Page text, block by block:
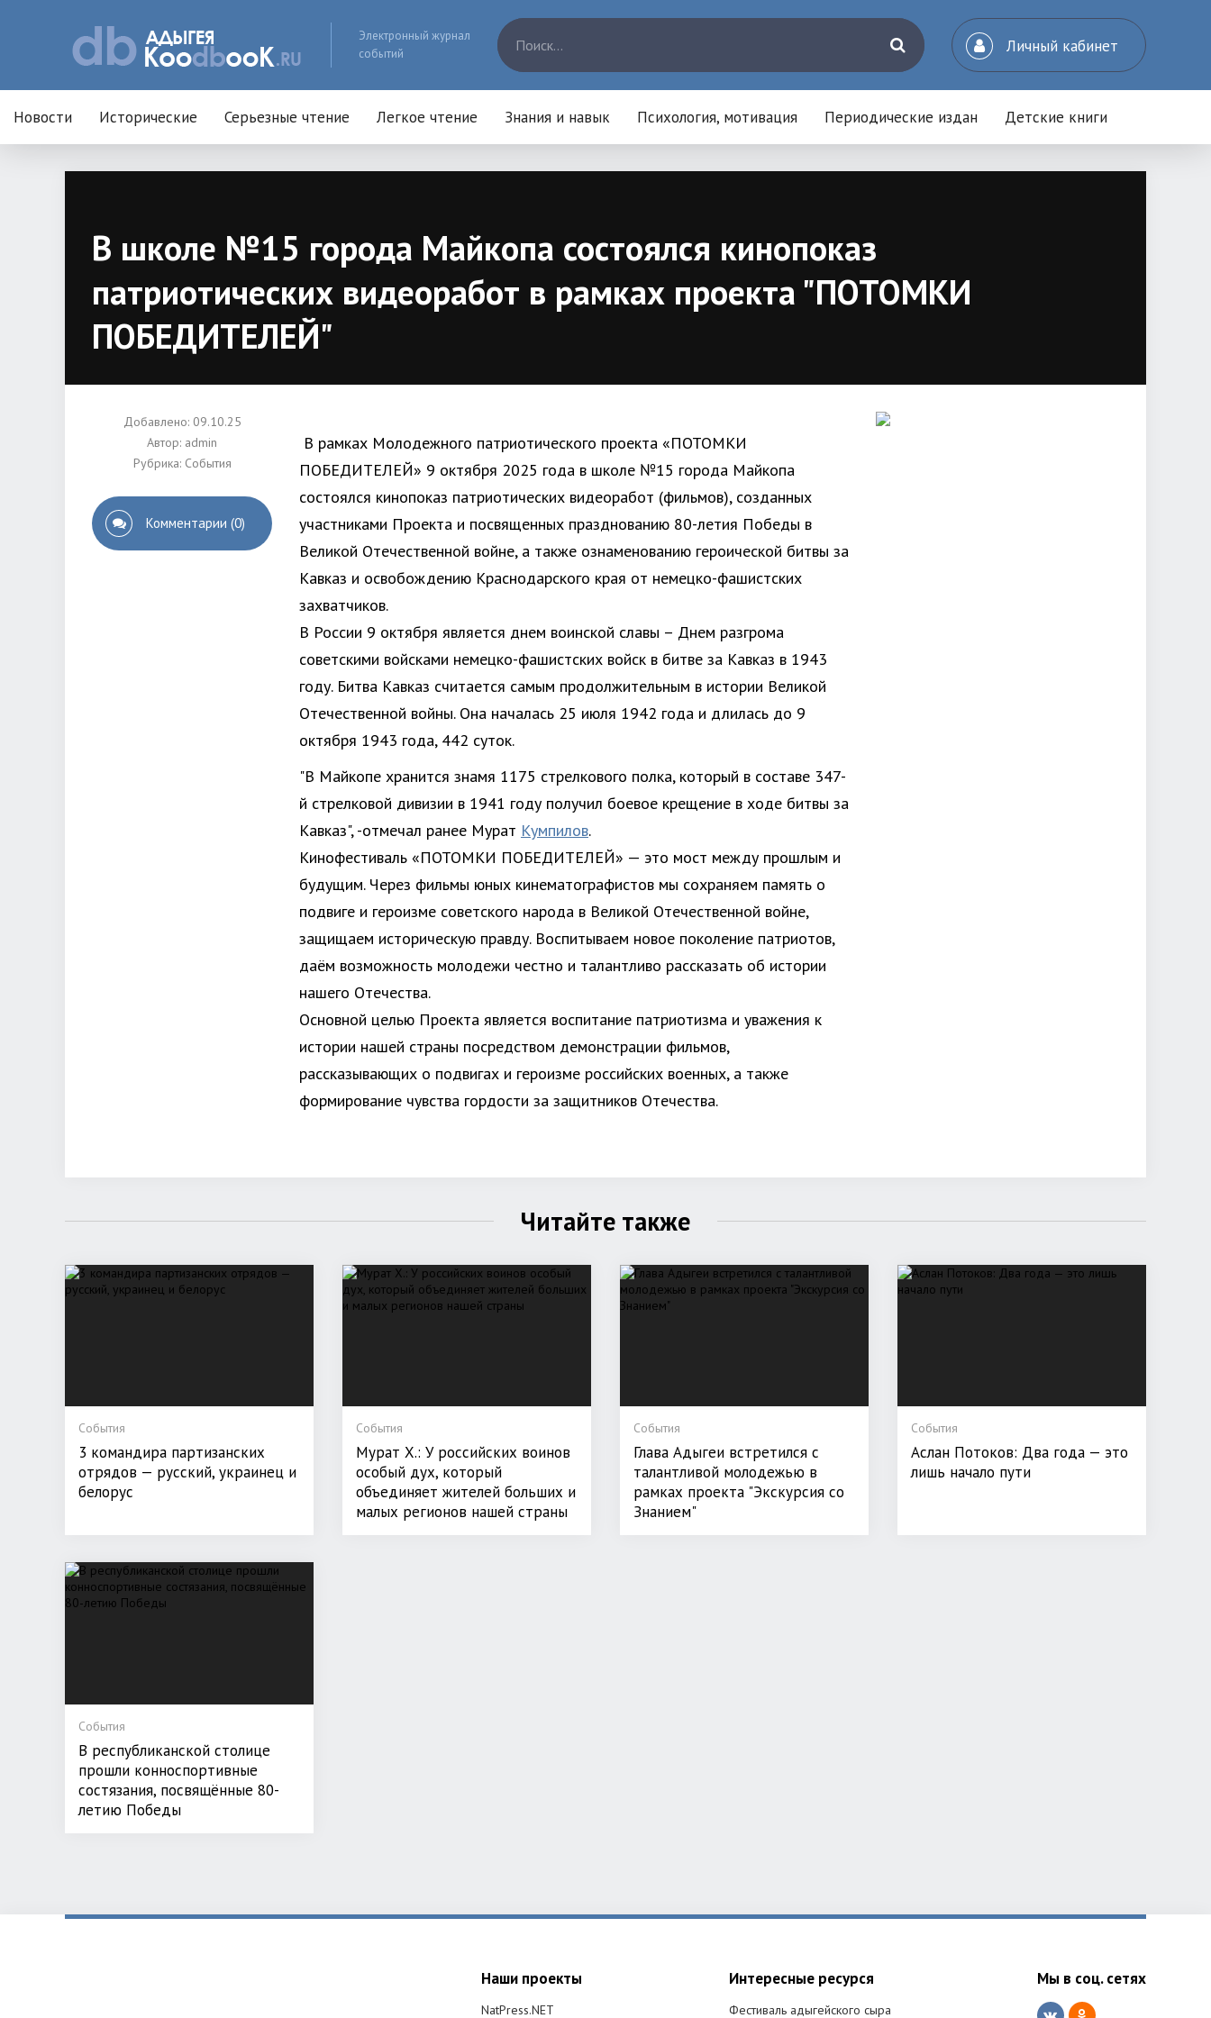
Электронный журнал
событий
Личный кабинет
Новости Исторические Серьезные чтение Легкое чтение Знания и навык Психология, мотивация Периодические издан Детские книги
В школе №15 города Майкопа состоялся кинопоказ
патриотических видеоработ в рамках проекта "ПОТОМКИ
ПОБЕДИТЕЛЕЙ"
Добавлено: 09.10.25
Автор: admin
Рубрика: События
Комментарии (0)
В рамках Молодежного патриотического проекта «ПОТОМКИ
ПОБЕДИТЕЛЕЙ» 9 октября 2025 года в школе №15 города Майкопа
состоялся кинопоказ патриотических видеоработ (фильмов), созданных
участниками Проекта и посвященных празднованию 80-летия Победы в
Великой Отечественной войне, а также ознаменованию героической битвы за
Кавказ и освобождению Краснодарского края от немецко-фашистских
захватчиков.
В России 9 октября является днем воинской славы – Днем разгрома
советскими войсками немецко-фашистских войск в битве за Кавказ в 1943
году. Битва Кавказ считается самым продолжительным в истории Великой
Отечественной войны. Она началась 25 июля 1942 года и длилась до 9
октября 1943 года, 442 суток.
"В Майкопе хранится знамя 1175 стрелкового полка, который в составе 347-
й стрелковой дивизии в 1941 году получил боевое крещение в ходе битвы за
Кавказ", -отмечал ранее Мурат Кумпилов.
Кинофестиваль «ПОТОМКИ ПОБЕДИТЕЛЕЙ» — это мост между прошлым и
будущим. Через фильмы юных кинематографистов мы сохраняем память о
подвиге и героизме советского народа в Великой Отечественной войне,
защищаем историческую правду. Воспитываем новое поколение патриотов,
даём возможность молодежи честно и талантливо рассказать об истории
нашего Отечества.
Основной целью Проекта является воспитание патриотизма и уважения к
истории нашей страны посредством демонстрации фильмов,
рассказывающих о подвигах и героизме российских военных, а также
формирование чувства гордости за защитников Отечества.
Читайте также
События
3 командира партизанских
отрядов — русский, украинец и
белорус
События
Мурат Х.: У российских воинов
особый дух, который
объединяет жителей больших и
малых регионов нашей страны
События
Глава Адыгеи встретился с
талантливой молодежью в
рамках проекта "Экскурсия со
Знанием"
События
Аслан Потоков: Два года — это
лишь начало пути
События
В республиканской столице
прошли конноспортивные
состязания, посвящённые 80-
летию Победы
Наши проекты
NatPress.NET
Интересные ресурся
Фестиваль адыгейского сыра
Мы в соц. сетях